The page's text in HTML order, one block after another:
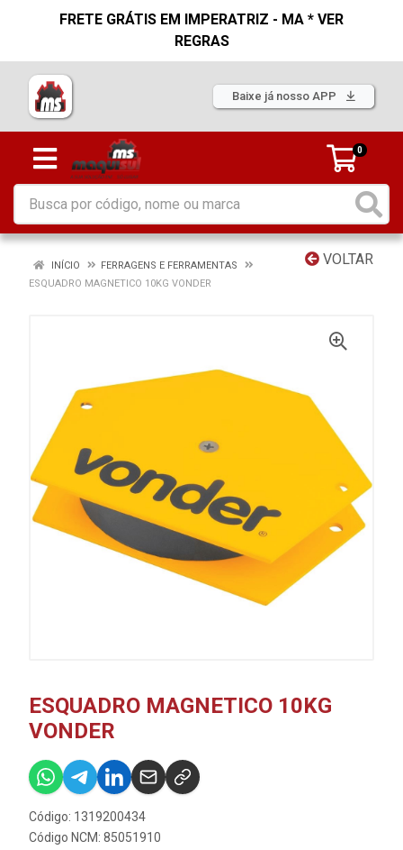
FRETE GRÁTIS EM IMPERATRIZ - MA * VER
REGRAS
Baixe já nosso APP
0
VOLTAR
INÍCIO
FERRAGENS E FERRAMENTAS
ESQUADRO MAGNETICO 10KG VONDER
ESQUADRO MAGNETICO 10KG
VONDER
Código: 1319200434
Código NCM: 85051910